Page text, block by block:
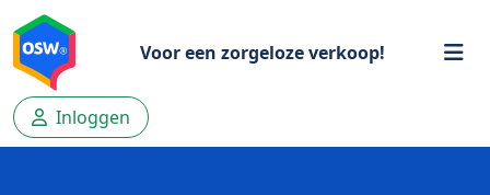
Voor een zorgeloze verkoop!
Inloggen